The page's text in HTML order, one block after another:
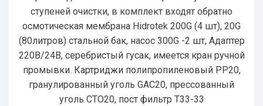
ступеней очистки, в комплект входят обратно
осмотическая мембрана Hidrotek 200G (4 шт), 20G
(80литров) стальной бак, насос 300G -2 шт, Адаптер
220В/24В, серебристый гусак, имеется кран ручной
промывки. Картриджи полипропиленовый РР20,
гранулированный уголь GAC20, прессованный
уголь CTO20, пост фильтр T33-33